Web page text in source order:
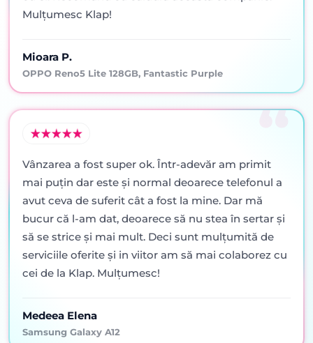
Mulțumesc Klap!
Mioara P.
OPPO Reno5 Lite 128GB, Fantastic Purple
Vânzarea a fost super ok. Într-adevăr am primit
mai puţin dar este şi normal deoarece telefonul a
avut ceva de suferit cât a fost la mine. Dar mă
bucur că l-am dat, deoarece să nu stea în sertar şi
să se strice şi mai mult. Deci sunt mulţumită de
serviciile oferite şi in viitor am să mai colaborez cu
cei de la Klap. Mulţumesc!
Medeea Elena
Samsung Galaxy A12